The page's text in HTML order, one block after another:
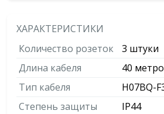
ХАРАКТЕРИСТИКИ
Количество розеток
3 штуки
Длина кабеля
40
Тип кабеля
H07BQ-
Степень защиты
IP44